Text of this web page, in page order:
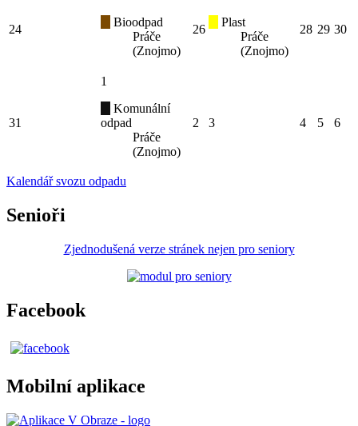
24
Bioodpad
Práče
(Znojmo)
26
Plast
Práče
(Znojmo)
28 29 30
31
1
Komunální
odpad
Práče
(Znojmo)
2 3 4 5 6
Kalendář svozu odpadu
Senioři
Zjednodušená verze stránek nejen pro seniory
Facebook
Mobilní aplikace